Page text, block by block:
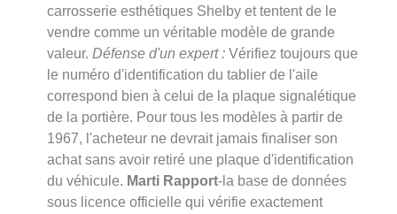
carrosserie esthétiques Shelby et tentent de le
vendre comme un véritable modèle de grande
valeur. Défense d'un expert : Vérifiez toujours que
le numéro d'identification du tablier de l'aile
correspond bien à celui de la plaque signalétique
de la portière. Pour tous les modèles à partir de
1967, l'acheteur ne devrait jamais finaliser son
achat sans avoir retiré une plaque d'identification
du véhicule. Marti Rapport-la base de données
sous licence officielle qui vérifie exactement